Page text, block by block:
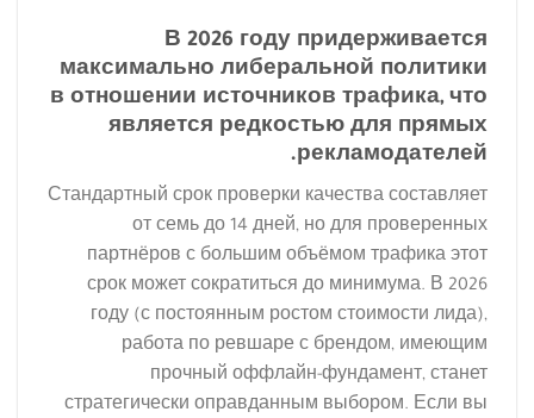
В 2026 году придерживается
максимально либеральной политики
в отношении источников трафика, что
является редкостью для прямых
рекламодателей.
Стандартный срок проверки качества составляет
от семь до 14 дней, но для проверенных
партнёров с большим объёмом трафика этот
срок может сократиться до минимума. В 2026
году (с постоянным ростом стоимости лида),
работа по ревшаре с брендом, имеющим
прочный оффлайн-фундамент, станет
стратегически оправданным выбором. Если вы